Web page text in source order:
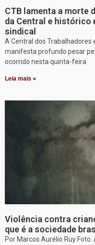
CTB lamenta a morte
da Central e histórico
sindical
A Central dos Trabalhadores
manifesta profundo pesar
ocorrido nesta quinta-feira
Leia mais »
Violência contra
que é a sociedade
Por Marcos Aurélio Ruy